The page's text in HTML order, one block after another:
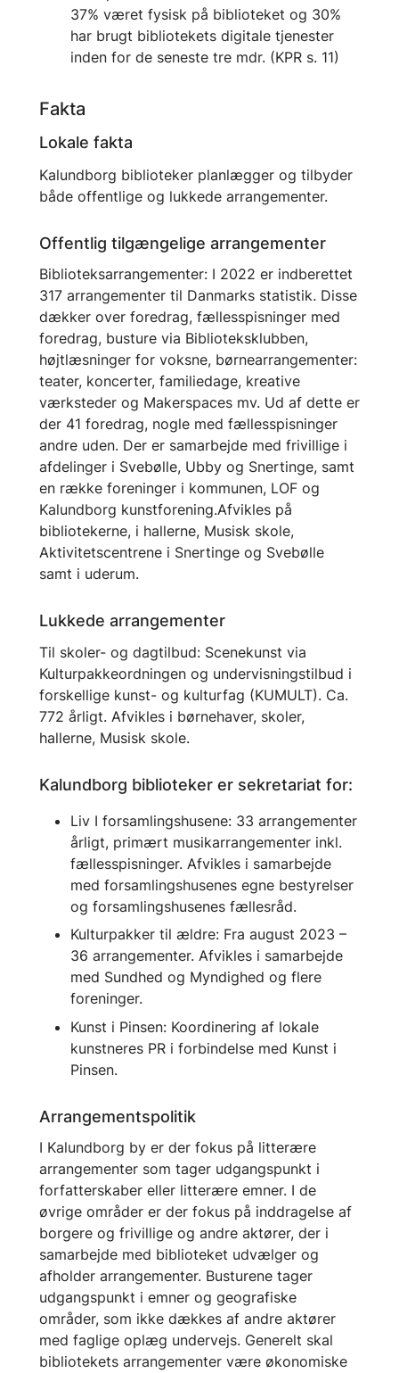
37% været fysisk på biblioteket og 30%
har brugt bibliotekets digitale tjenester
inden for de seneste tre mdr. (KPR s. 11)
Fakta
Lokale fakta
Kalundborg biblioteker planlægger og tilbyder
både offentlige og lukkede arrangementer.
Offentlig tilgængelige arrangementer
Biblioteksarrangementer: I 2022 er indberettet
317 arrangementer til Danmarks statistik. Disse
dækker over foredrag, fællesspisninger med
foredrag, busture via Biblioteksklubben,
højtlæsninger for voksne, børnearrangementer:
teater, koncerter, familiedage, kreative
værksteder og Makerspaces mv. Ud af dette er
der 41 foredrag, nogle med fællesspisninger
andre uden. Der er samarbejde med frivillige i
afdelinger i Svebølle, Ubby og Snertinge, samt
en række foreninger i kommunen, LOF og
Kalundborg kunstforening.Afvikles på
bibliotekerne, i hallerne, Musisk skole,
Aktivitetscentrene i Snertinge og Svebølle
samt i uderum.
Lukkede arrangementer
Til skoler- og dagtilbud: Scenekunst via
Kulturpakkeordningen og undervisningstilbud i
forskellige kunst- og kulturfag (KUMULT). Ca.
772 årligt. Afvikles i børnehaver, skoler,
hallerne, Musisk skole.
Kalundborg biblioteker er sekretariat for:
Liv I forsamlingshusene: 33 arrangementer
årligt, primært musikarrangementer inkl.
fællesspisninger. Afvikles i samarbejde
med forsamlingshusenes egne bestyrelser
og forsamlingshusenes fællesråd.
Kulturpakker til ældre: Fra august 2023 –
36 arrangementer. Afvikles i samarbejde
med Sundhed og Myndighed og flere
foreninger.
Kunst i Pinsen: Koordinering af lokale
kunstneres PR i forbindelse med Kunst i
Pinsen.
Arrangementspolitik
I Kalundborg by er der fokus på litterære
arrangementer som tager udgangspunkt i
forfatterskaber eller litterære emner. I de
øvrige områder er der fokus på inddragelse af
borgere og frivillige og andre aktører, der i
samarbejde med biblioteket udvælger og
afholder arrangementer. Busturene tager
udgangspunkt i emner og geografiske
områder, som ikke dækkes af andre aktører
med faglige oplæg undervejs. Generelt skal
bibliotekets arrangementer være økonomiske